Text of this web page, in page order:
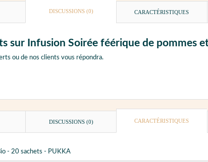
DISCUSSIONS (0) CARACTÉRISTIQUES
sur Infusion Soirée féérique de pommes
ou de nos clients vous répondra.
DISCUSSIONS (0) CARACTÉRISTIQUES
- 20 sachets - PUKKA